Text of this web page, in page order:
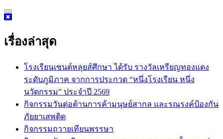
Skip
to
เรื่องล่าสุด
โรงเรียนเซนต์หลุยส์ศึกษา ได้รับ รางวัลเหรียญทองแดง
ระดับภูมิภาค จากการประกวด “หนึ่งโรงเรียน หนึ่ง
นวัตกรรม” ประจำปี 2569
กิจกรรม​วันต่อต้านการค้ามนุษย์สากล และรณรงค์ป้องกัน
ภัยยาเสพติด
กิจกรรมถวายเทียนพรรษา